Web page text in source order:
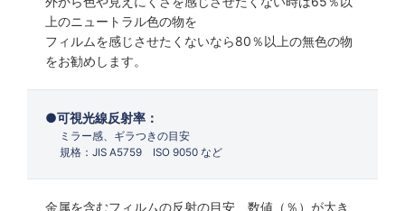
上のニュートラル色の物を
フィルムを感じさせたくないなら80％以上の無色の物
をお勧めします。
可視光線反射率：
ミラー感、ギラつきの目安
規格：JIS A5759 ISO 9050 など
金属を含むフィルムの反射の目安、数値（％）が大き